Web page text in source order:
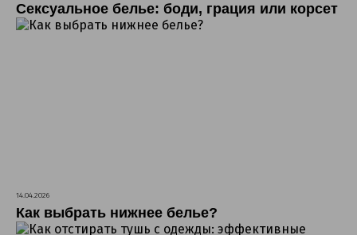
Сексуальное белье: боди, грация или корсет
14.04.2026
Как выбрать нижнее белье?